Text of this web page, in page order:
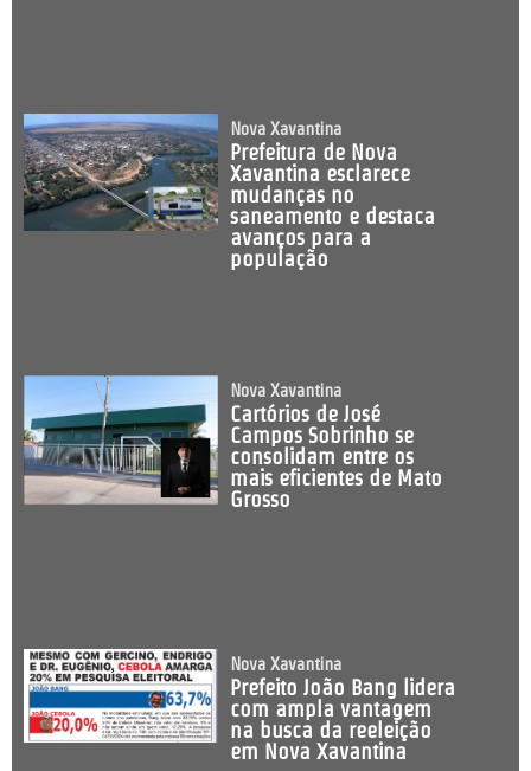
Nova Xavantina
Prefeitura de Nova
Xavantina esclarece
mudanças no
saneamento e destaca
avanços para a
população
Nova Xavantina
Cartórios de José
Campos Sobrinho se
consolidam entre os
mais eficientes de Mato
Grosso
Nova Xavantina
Prefeito João Bang lidera
com ampla vantagem
na busca da reeleição
em Nova Xavantina